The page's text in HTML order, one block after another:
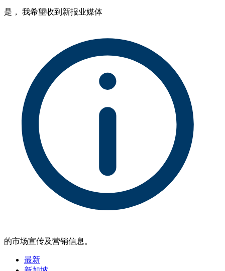
是， 我希望收到新报业媒体
的市场宣传及营销信息。
最新